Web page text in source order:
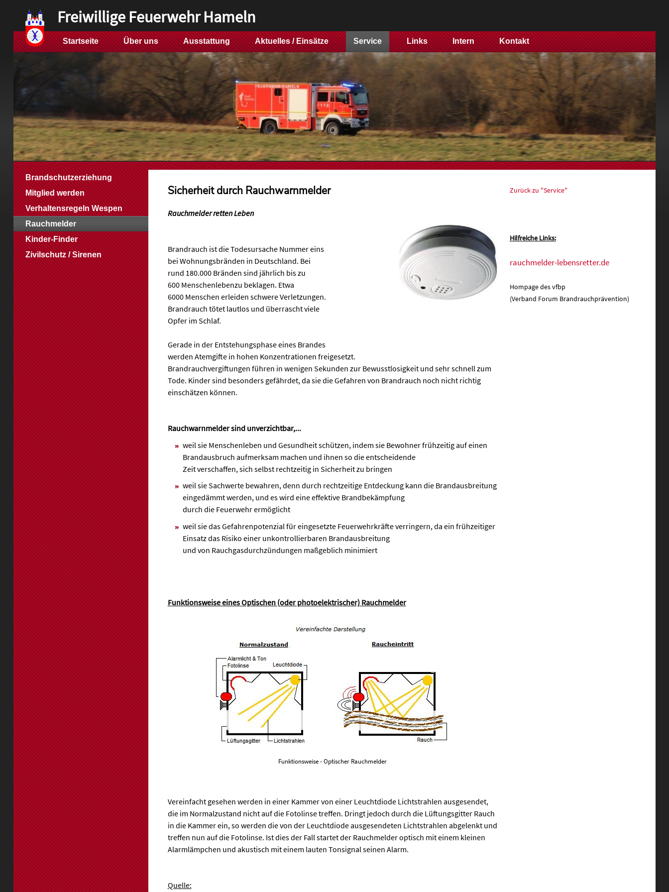
Startseite Über uns Ausstattung Aktuelles / Einsätze Service Links Intern Kontakt
Brandschutzerziehung
Mitglied werden
Verhaltensregeln Wespen
Rauchmelder
Kinder-Finder
Zivilschutz / Sirenen
Sicherheit durch Rauchwarnmelder
Rauchmelder retten Leben
Brandrauch ist die Todesursache Nummer eins
bei Wohnungsbränden in Deutschland. Bei
rund 180.000 Bränden sind jährlich bis zu
600 Menschenlebenzu beklagen. Etwa
6000 Menschen erleiden schwere Verletzungen.
Brandrauch tötet lautlos und überrascht viele
Opfer im Schlaf.
Gerade in der Entstehungsphase eines Brandes
werden Atemgifte in hohen Konzentrationen freigesetzt.
Brandrauchvergiftungen führen in wenigen Sekunden zur Bewusstlosigkeit und sehr schnell zum
Tode. Kinder sind besonders gefährdet, da sie die Gefahren von Brandrauch noch nicht richtig
einschätzen können.
Rauchwarnmelder sind unverzichtbar,...
weil sie Menschenleben und Gesundheit schützen, indem sie Bewohner frühzeitig auf einen
Brandausbruch aufmerksam machen und ihnen so die entscheidende
Zeit verschaffen, sich selbst rechtzeitig in Sicherheit zu bringen
weil sie Sachwerte bewahren, denn durch rechtzeitige Entdeckung kann die Brandausbreitung
eingedämmt werden, und es wird eine effektive Brandbekämpfung
durch die Feuerwehr ermöglicht
weil sie das Gefahrenpotenzial für eingesetzte Feuerwehrkräfte verringern, da ein frühzeitiger
Einsatz das Risiko einer unkontrollierbaren Brandausbreitung
und von Rauchgasdurchzündungen maßgeblich minimiert
Funktionsweise eines Optischen (oder photoelektrischer) Rauchmelder
Funktionsweise - Optischer Rauchmelder
Vereinfacht gesehen werden in einer Kammer von einer Leuchtdiode Lichtstrahlen ausgesendet,
die im Normalzustand nicht auf die Fotolinse treffen. Dringt jedoch durch die Lüftungsgitter Rauch
in die Kammer ein, so werden die von der Leuchtdiode ausgesendeten Lichtstrahlen abgelenkt und
treffen nun auf die Fotolinse. Ist dies der Fall startet der Rauchmelder optisch mit einem kleinen
Alarmlämpchen und akustisch mit einem lauten Tonsignal seinen Alarm.
Quelle:
Zurück zu "Service"
Hilfreiche Links:
rauchmelder-lebensretter.de
Hompage des vfbp
(Verband Forum Brandrauchprävention)
Freiwillige Feuerwehr Hameln